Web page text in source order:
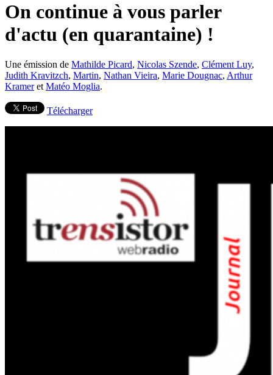
On continue à vous parler
d'actu (en quarantaine) !
Une émission de Mathilde Picard, Nicolas Szende, Clément Luy,
Judith Kravitzch, Martin, Nathan Vieira, Marie Dougnac, Arthur
Krameret Matéo Moglia.
Télécharger